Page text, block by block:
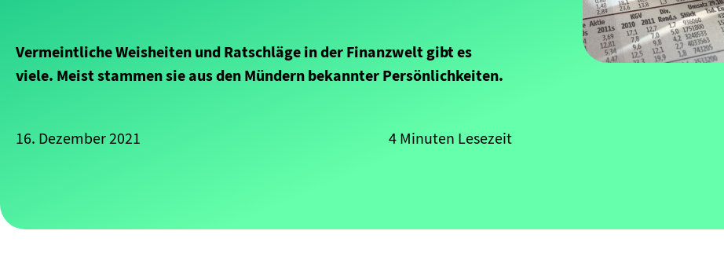
Vermeintliche Weisheiten und Ratschläge in der Finanzwelt gibt es
viele. Meist stammen sie aus den Mündern bekannter Persönlichkeiten.
16. Dezember 2021 4 Minuten Lesezeit